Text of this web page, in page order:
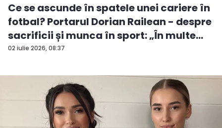
02 iulie 2026, 08:37
Ce se ascunde în spatele unei cariere în
fotbal? Portarul Dorian Railean - despre
sacrificii și munca în sport: „În multe...